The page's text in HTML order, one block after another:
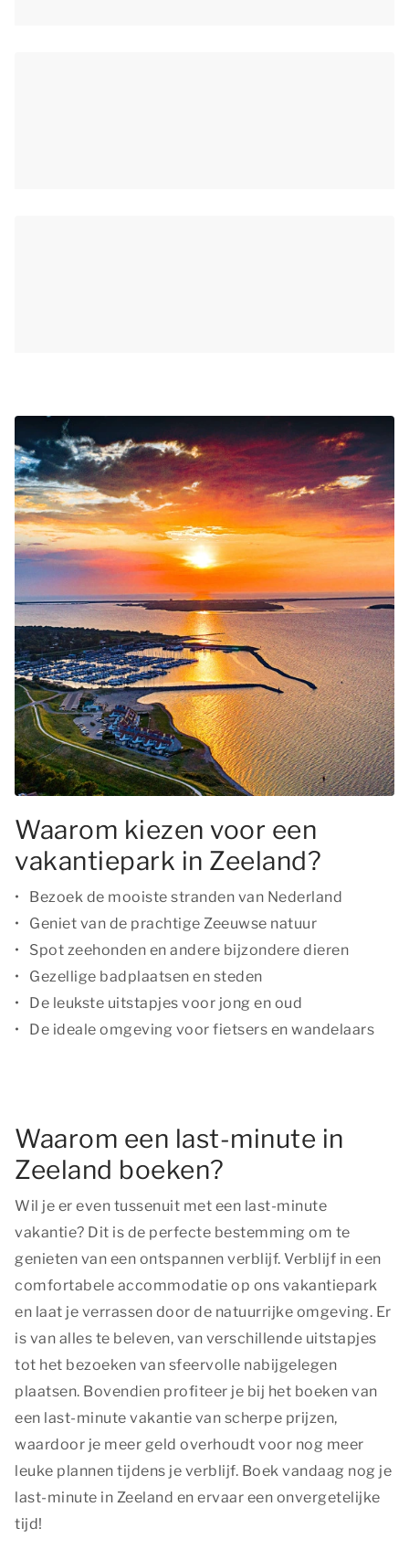
Waarom kiezen voor een
vakantiepark in Zeeland?
Bezoek de mooiste stranden van Nederland
Geniet van de prachtige Zeeuwse natuur
Spot zeehonden en andere bijzondere dieren
Gezellige badplaatsen en steden
De leukste uitstapjes voor jong en oud
De ideale omgeving voor fietsers en wandelaars
Waarom een last-minute in
Zeeland boeken?
Wil je er even tussenuit met een last-minute
vakantie? Dit is de perfecte bestemming om te
genieten van een ontspannen verblijf. Verblijf in een
comfortabele accommodatie op ons vakantiepark
en laat je verrassen door de natuurrijke omgeving. Er
is van alles te beleven, van verschillende uitstapjes
tot het bezoeken van sfeervolle nabijgelegen
plaatsen. Bovendien profiteer je bij het boeken van
een last-minute vakantie van scherpe prijzen,
waardoor je meer geld overhoudt voor nog meer
leuke plannen tijdens je verblijf. Boek vandaag nog je
last-minute in Zeeland en ervaar een onvergetelijke
tijd!